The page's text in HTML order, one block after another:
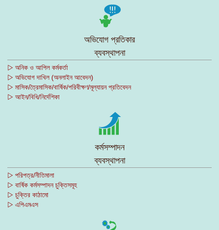
অভিযোগ প্রতিকার
ব্যবস্থাপনা
▷ অনিক ও আপিল কর্মকর্তা
▷ অভিযোগ দাখিল (অনলাইন আবেদন)
▷ মাসিক/ত্রৈমাসিক/বার্ষিক/পরিবীক্ষণ/মূল্যায়ন প্রতিবেদন
▷ আইন/বিধি/নির্দেশিকা
কর্মসম্পাদন
ব্যবস্থাপনা
▷ পরিপত্র/নীতিমালা
▷ বার্ষিক কর্মসম্পাদন চুক্তিসমূহ
▷ চুক্তির কাঠামো
▷ এপিএমএস